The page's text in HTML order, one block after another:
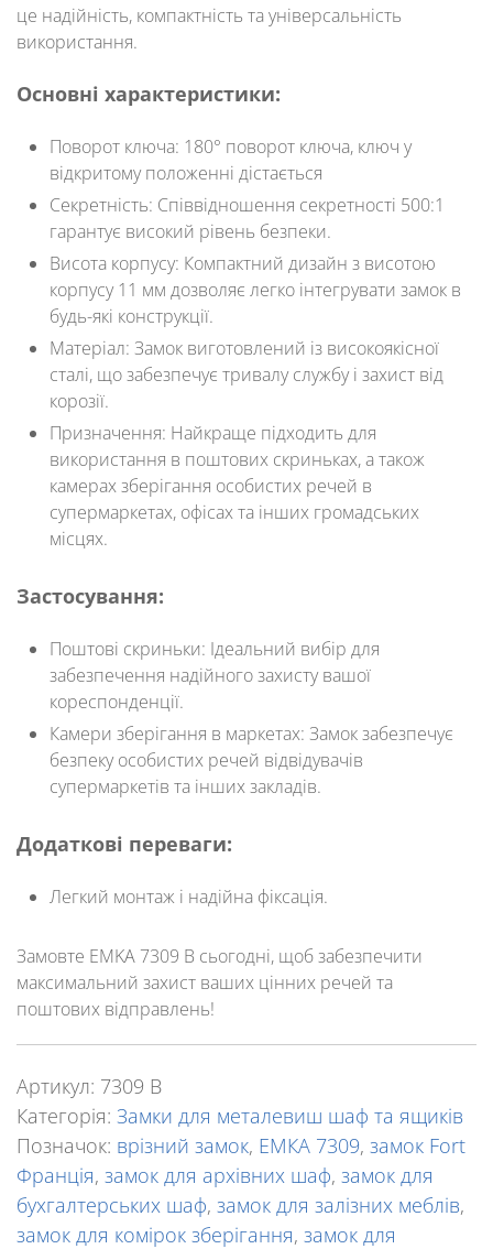
це надійність, компактність та універсальність
використання.
Основні характеристики:
Поворот ключа: 180° поворот ключа, ключ у
відкритому положенні дістається
Секретність: Співвідношення секретності 500:1
гарантує високий рівень безпеки.
Висота корпусу: Компактний дизайн з висотою
корпусу 11 мм дозволяє легко інтегрувати замок в
будь-які конструкції.
Матеріал: Замок виготовлений із високоякісної
сталі, що забезпечує тривалу службу і захист від
корозії.
Призначення: Найкраще підходить для
використання в поштових скриньках, а також
камерах зберігання особистих речей в
супермаркетах, офісах та інших громадських
місцях.
Застосування:
Поштові скриньки: Ідеальний вибір для
забезпечення надійного захисту вашої
кореспонденції.
Камери зберігання в маркетах: Замок забезпечує
безпеку особистих речей відвідувачів
супермаркетів та інших закладів.
Додаткові переваги:
Легкий монтаж і надійна фіксація.
Замовте EMKA 7309 B сьогодні, щоб забезпечити
максимальний захист ваших цінних речей та
поштових відправлень!
Артикул: 7309 B
Категорія: Замки для металевиш шаф та ящиків
Позначок: врізний замок, ЕМКА 7309, замок Fort
Франція, замок для архівних шаф, замок для
бухгалтерських шаф, замок для залізних меблів,
замок для комірок зберігання, замок для